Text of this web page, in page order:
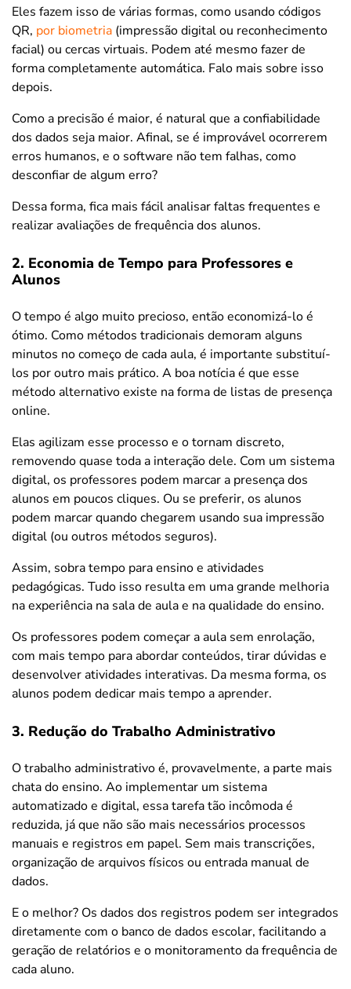
Eles fazem isso de várias formas, como usando códigos
QR, por biometria (impressão digital ou reconhecimento
facial) ou cercas virtuais. Podem até mesmo fazer de
forma completamente automática. Falo mais sobre isso
depois.
Como a precisão é maior, é natural que a confiabilidade
dos dados seja maior. Afinal, se é improvável ocorrerem
erros humanos, e o software não tem falhas, como
desconfiar de algum erro?
Dessa forma, fica mais fácil analisar faltas frequentes e
realizar avaliações de frequência dos alunos.
2. Economia de Tempo para Professores e
Alunos
O tempo é algo muito precioso, então economizá-lo é
ótimo. Como métodos tradicionais demoram alguns
minutos no começo de cada aula, é importante substituí-
los por outro mais prático. A boa notícia é que esse
método alternativo existe na forma de listas de presença
online.
Elas agilizam esse processo e o tornam discreto,
removendo quase toda a interação dele. Com um sistema
digital, os professores podem marcar a presença dos
alunos em poucos cliques. Ou se preferir, os alunos
podem marcar quando chegarem usando sua impressão
digital (ou outros métodos seguros).
Assim, sobra tempo para ensino e atividades
pedagógicas. Tudo isso resulta em uma grande melhoria
na experiência na sala de aula e na qualidade do ensino.
Os professores podem começar a aula sem enrolação,
com mais tempo para abordar conteúdos, tirar dúvidas e
desenvolver atividades interativas. Da mesma forma, os
alunos podem dedicar mais tempo a aprender.
3. Redução do Trabalho Administrativo
O trabalho administrativo é, provavelmente, a parte mais
chata do ensino. Ao implementar um sistema
automatizado e digital, essa tarefa tão incômoda é
reduzida, já que não são mais necessários processos
manuais e registros em papel. Sem mais transcrições,
organização de arquivos físicos ou entrada manual de
dados.
E o melhor? Os dados dos registros podem ser integrados
diretamente com o banco de dados escolar, facilitando a
geração de relatórios e o monitoramento da frequência de
cada aluno.